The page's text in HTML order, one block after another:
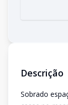
Descrição
Sobrado